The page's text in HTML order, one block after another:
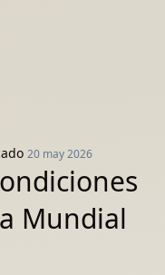
20 may 2026
Mundial